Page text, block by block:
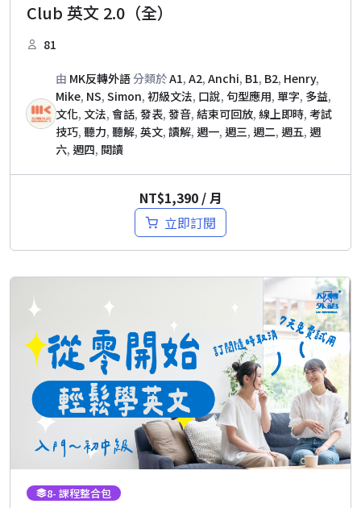
Club 英文 2.0（全）
81
由 MK反轉外語分類於A1, A2, Anchi, B1, B2, Henry,
Mike, NS, Simon, 初級文法, 口說, 句型應用, 單字, 多益,
文化, 文法, 會話, 發表, 發音, 結束可回放, 線上即時, 考試
技巧, 聽力, 聽解, 英文, 讀解, 週一, 週三, 週二, 週五, 週
六, 週四, 閱讀
NT$1,390 / 月
立即訂閱
8- 課程整合包